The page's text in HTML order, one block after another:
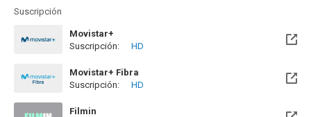
Suscripción
Movistar+
Disponible hasta el Vie, 31 Dic 2027 (Queda 1 año)
Suscripción: HD
Movistar+ Fibra
Disponible hasta el Vie, 31 Dic 2027 (Queda 1 año)
Suscripción: HD
Filmin